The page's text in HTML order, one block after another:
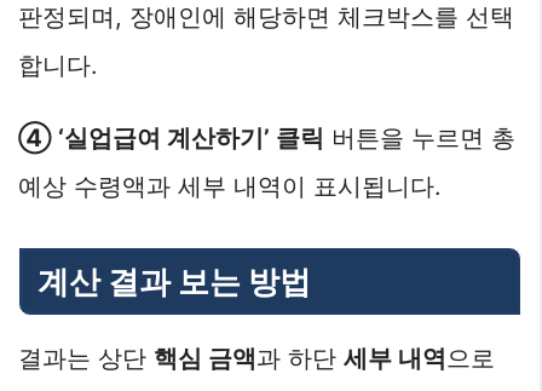
판정되며, 장애인에 해당하면 체크박스를 선택
합니다.
④ ‘실업급여 계산하기’ 클릭 버튼을 누르면 총
예상 수령액과 세부 내역이 표시됩니다.
계산 결과 보는 방법
결과는 상단 핵심 금액과 하단 세부 내역으로